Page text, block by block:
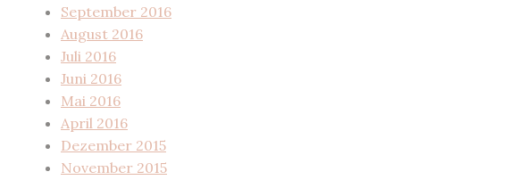
September 2016
August 2016
Juli 2016
Juni 2016
Mai 2016
April 2016
Dezember 2015
November 2015